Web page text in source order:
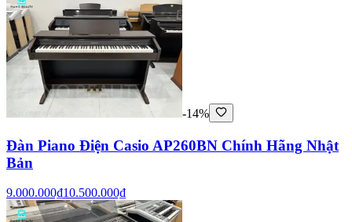
-14%
Đàn Piano Điện Casio AP260BN Chính Hãng Nhật
Bản
9.000.000₫10.500.000₫